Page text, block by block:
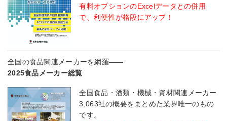
有料オプションのExcelデータとの併用
で、利便性が格段にアップ！
全国の食品関連メーカーを網羅――
2025食品メーカー総覧
全国食品・酒類・機械・資材関連メーカー
3,063社の概要をまとめた業界唯一のもの
です。